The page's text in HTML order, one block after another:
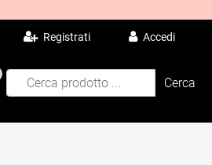
Registrati Accedi